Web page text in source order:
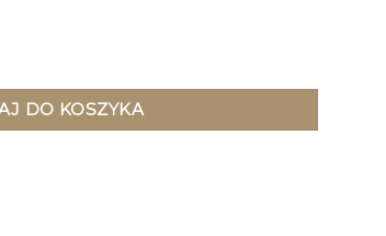
szkła, złote nogi, dwie szuflady, styl glamour
DO KOSZYKA